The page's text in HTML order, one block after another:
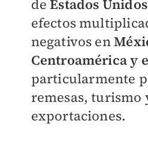
deEstados Unidos
efectos
negativos en
Centroamérica y
particularmente
remesas, turismo
exportaciones.